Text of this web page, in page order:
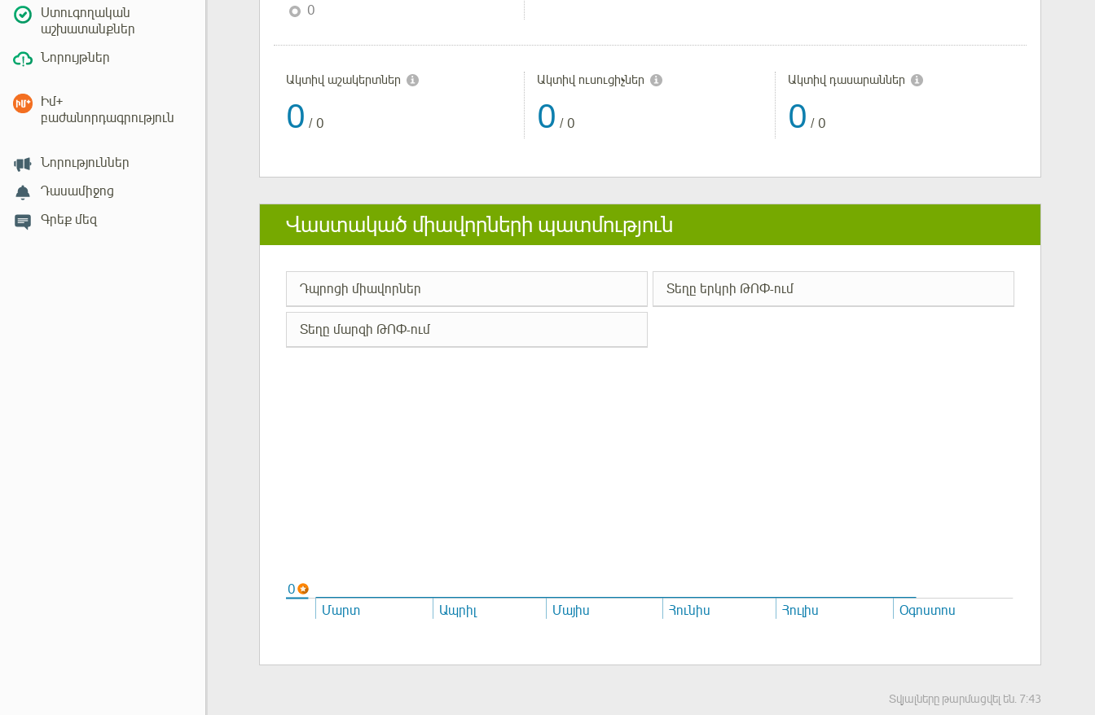
Ստուգողական
աշխատանքներ
Նորույթներ
Իմ+
բաժանորդագրություն
Նորություններ
Դասամիջոց
Գրեք մեզ
0
Ակտիվ աշակերտներ
0 / 0
Ակտիվ ուսուցիչներ
0 / 0
Ակտիվ դասարաններ
0 / 0
Վաստակած միավորների պատմություն
Դպրոցի միավորներ Տեղը երկրի ԹՈՓ-ում
Տեղը մարզի ԹՈՓ-ում
Մարտ Ապրիլ Մայիս Հունիս Հուլիս Օգոստոս
0
Տվյալները թարմացվել են. 7:43